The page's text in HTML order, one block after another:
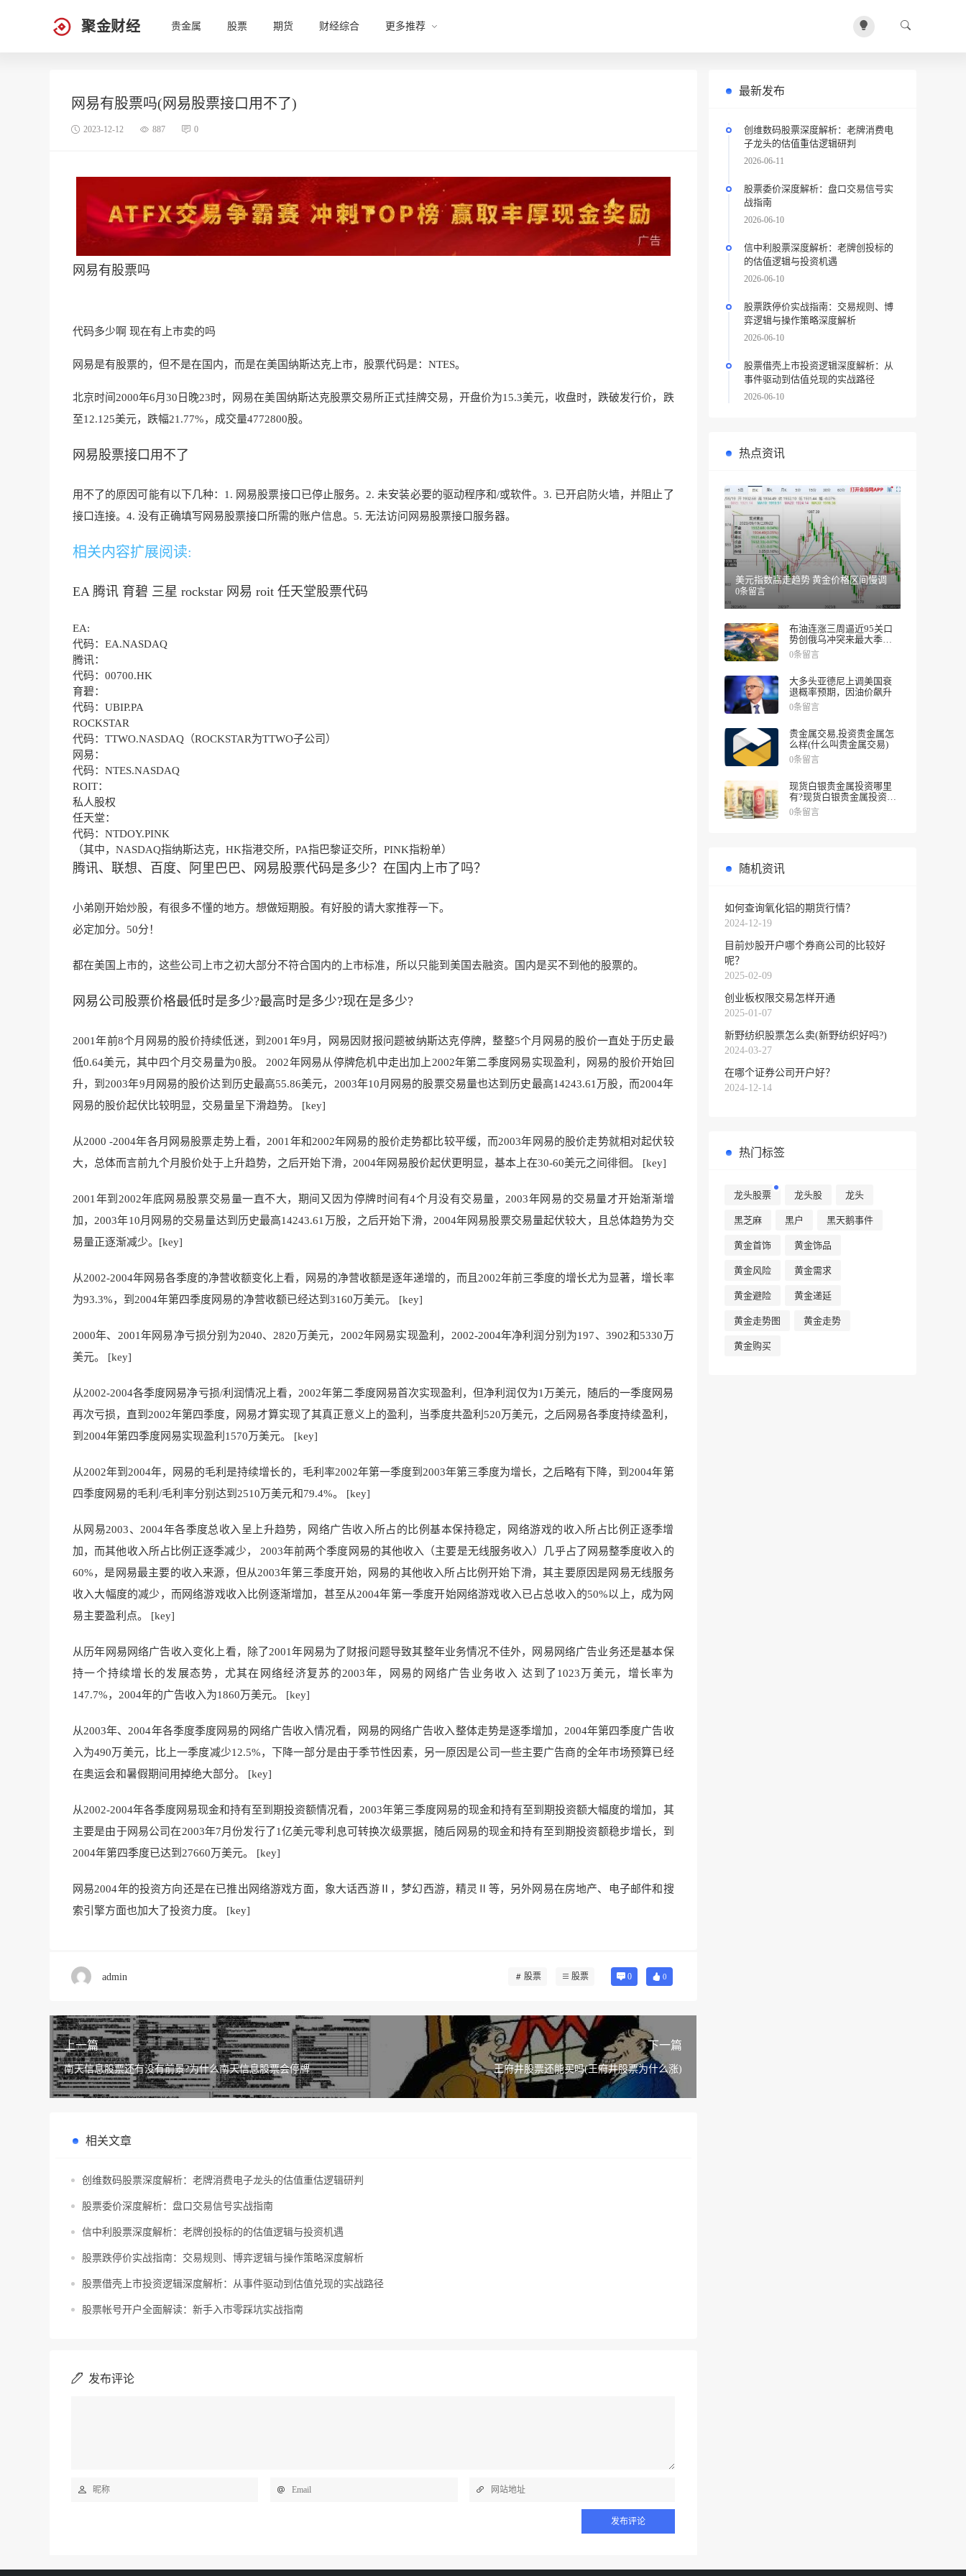
聚金财经 贵金属 股票 期货 财经综合 更多推荐
网易有股票吗(网易股票接口用不了)
2023-12-12 887 0
网易有股票吗
代码多少啊 现在有上市卖的吗
网易是有股票的，但不是在国内，而是在美国纳斯达克上市，股票代码是：NTES。
北京时间2000年6月30日晚23时，网易在美国纳斯达克股票交易所正式挂牌交易，开盘价为15.3美元，收盘时，跌破发行价，跌
至12.125美元，跌幅21.77%，成交量4772800股。
网易股票接口用不了
用不了的原因可能有以下几种：1. 网易股票接口已停止服务。2. 未安装必要的驱动程序和/或软件。3. 已开启防火墙，并阻止 了
接口连接。4. 没有正确填写网易股票接口所需的账户信息。5. 无法访问网易股票接口服务器。
相关内容扩展阅读:
EA 腾讯 育碧 三星 rockstar 网易 roit 任天堂股票代码
EA:
代码：EA.NASDAQ
腾讯：
代码：00700.HK
育碧：
代码：UBIP.PA
ROCKSTAR
代码：TTWO.NASDAQ（ROCKSTAR为TTWO子公司）
网易：
代码：NTES.NASDAQ
ROIT：
私人股权
任天堂：
代码：NTDOY.PINK
（其中，NASDAQ指纳斯达克，HK指港交所，PA指巴黎证交所，PINK指粉单）
腾讯、联想、百度、阿里巴巴、网易股票代码是多少？在国内上市了吗？
小弟刚开始炒股，有很多不懂的地方。想做短期股。有好股的请大家推荐一下。
必定加分。50分！
都在美国上市的，这些公司上市之初大部分不符合国内的上市标准，所以只能到美国去融资。国 内是买不到他的股票的。
网易公司股票价格最低时是多少?最高时是多少?现在是多少?
2001年前8个月网易的股价持续低迷，到 2001年9月，网易因财报问题被纳斯达克停牌，整整5个月网易的股价一直处于历史最
低0.64美元，其中四个月交易量为0股。 2002年网易从停牌危机中走出加上2002年第二季度网易实现盈利，网易的股价开始回
升，到2003年9月网易的股价达到历史最高55.86美元，2003年10月网易的股票交易量也达到历史最高14243.61万股，而2004年
网易的股价起伏比较明显，交易量呈下滑趋势。 [key]
从2000 -2004年各月网易股票走势上看，2001年和2002年网易的股价走势都比较平缓，而2003年网易的股价走势就相对起伏较
大，总体而言前九个月股价处于上升趋势，之后开始下滑，2004年网易股价起伏更明显，基本上在30-60美元之间徘徊。 [key]
2001年到2002年底网易股票交易量一直不大，期间又因为停牌时间 有4个月没有交易量，2003年网易的交易量才开始渐渐增
加，2003年10月网易的交易量达到历史最高14243.61万股，之后开始下滑，2004年网易股票交易量起伏较大，且总体趋势为交
易量正逐渐减少。[key]
从2002-2004年网易各季度的净营收额变化上看，网易的净营收额是逐年递增的，而且2002年前三季度的增长尤为显著，增长率
为93.3%，到2004年第四季度网易的净营收额已经达到3160万美元。 [key]
2000年、2001年网易净亏损分别为2040、2820万美元，2002年网易实现盈利，2002-2004年净利润分别为197、3902和5330万
美元。 [key]
从2002-2004各季度网易净亏损/利润情况上看，2002年第二季度网易首次实现盈利，但净利润仅为1万美元，随后的一季度网易
再次亏损，直到2002年第四季度，网易才算实现了其真正意义上的盈利，当季度共盈利520万美元，之后网易各季度持续盈利，
到2004年第四季度网易实现盈利1570万美元。 [key]
从2002年到2004年，网易的毛利是持续增长的， 毛利率2002年第一季度到2003年第三季度为增长，之后略有下降，到2004年第
四季度网易的毛利/毛利率分别达到2510万美元和79.4%。 [key]
从网易2003、2004年各季度总收入呈上升趋势，网络广告收入所占的比例基本保持稳定，网络游戏的收入所占比例正逐季增
加，而其他收入所占比例正逐季减少， 2003年前两个季度网易的其他收入（主要是无线服务收入）几乎占了网易整季度收入的
60%，是网易最主要的收入来源，但从2003年第三季度开始，网易的其他收入所占 比例开始下滑，其主要原因是网 易无线服务
收入大幅度的减少，而网络游戏收入比例逐渐增加，甚至从2004年第一季度开始网络游戏收入已占总收入的50%以上，成为网
易主要盈利点。 [key]
从历年网易网络广告收入变化上看，除了2001年网易为了财报问题导致其整年业务情况不佳外，网易网络广告业务还是基本保
持一个持续增长的发展态势，尤其在网络经济复苏的2003年，网易的网络广告业务收入 达到了1023万美元，增长率为
147.7%，2004年的广告收入为1860万美元。 [key]
从2003年、2004年各季度季度网易的网络广告收入情况看，网易的网络广告收入整体走势是逐季增加，2004年第四季度广告收
入为490万美元，比上一季度减少12.5%，下降一部分是由于季节性因素，另一原因是公司一些主要广告商的全年市场预算已经
在奥运会和暑假期间用掉绝大部分。 [key]
从2002-2004年各季度网易现金和持有至到期投资额情况看，2003年第三季度网易的现金和持有至到期投资额大幅度的增加，其
主要是由于网易公司在2003年7月份发行了1亿美元零利息可转换次级票据，随后网易的现金和持有至到期投资额稳步增长，到
2004年第四季度已达到27660万美元。 [key]
网易2004年的投资方向还是在已推出网络游戏方面，象大话西游Ⅱ，梦幻西游，精灵Ⅱ等，另外网易在房地产、电子邮件和搜
索引擎方面也加大了投资力度。 [key]
admin 股票 股票 0 0
上一篇
南天信息股票还有没有前景?为什么南天信息股票会停牌
下一篇
王府井股票还能买吗(王府井股票为什么涨)
相关文章
创维数码股票深度解析：老牌消费电子龙头的估值重估逻辑研判
股票委价深度解析：盘口交易信号实战指南
信中利股票深度解析：老牌创投标的的估值逻辑与投资机遇
股票跌停价实战指南：交易规则、博弈逻辑与操作策略深度解析
股票借壳上市投资逻辑深度解析：从事件驱动到估值兑现的实战路径
股票帐号开户全面解读：新手入市零踩坑实战指南
发布评论
最新发布
创维数码股票深度解析：老牌消费电
子龙头的估值重估逻辑研判
2026-06-11
股票委价深度解析：盘口交易信号实
战指南
2026-06-10
信中利股票深度解析：老牌创投标的
的估值逻辑与投资机遇
2026-06-10
股票跌停价实战指南：交易规则、博
弈逻辑与操作策略深度解析
2026-06-10
股票借壳上市投资逻辑深度解析：从
事件驱动到估值兑现的实战路径
2026-06-10
热点资讯
美元指数高走趋势 黄金价格区间慢调
0条留言
布油连涨三周逼近95关口
势创俄乌冲突来最大季度
涨幅
0条留言
大多头亚德尼上调美国衰
退概率预期，因油价飙升
0条留言
贵金属交易,投资贵金属怎
么样(什么叫贵金属交易)
0条留言
现货白银贵金属投资哪里
有?现货白银贵金属投资被
诱导投资亏损
0条留言
随机资讯
如何查询氧化铝的期货行情？
2024-12-19
目前炒股开户哪个券商公司的比较好
呢？
2025-02-09
创业板权限交易怎样开通
2025-01-07
新野纺织股票怎么卖(新野纺织好吗?)
2024-03-27
在哪个证券公司开户好？
2024-12-14
热门标签
龙头股票 龙头股 龙头
黑芝麻 黑户 黑天鹅事件
黄金首饰 黄金饰品
黄金风险 黄金需求
黄金避险 黄金递延
黄金走势图 黄金走势
黄金购买